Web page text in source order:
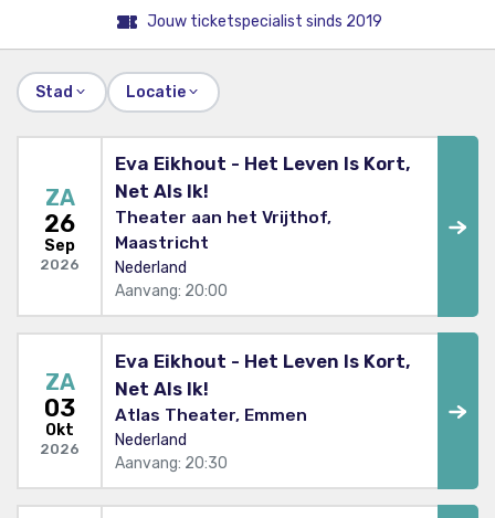
Jouw ticketspecialist sinds 2019
Stad Locatie
ZA
26
Sep
2026
Eva Eikhout - Het Leven Is Kort,
Net Als Ik!
Theater aan het Vrijthof,
Maastricht
Nederland
Aanvang: 20:00
ZA
03
Okt
2026
Eva Eikhout - Het Leven Is Kort,
Net Als Ik!
Atlas Theater, Emmen
Nederland
Aanvang: 20:30